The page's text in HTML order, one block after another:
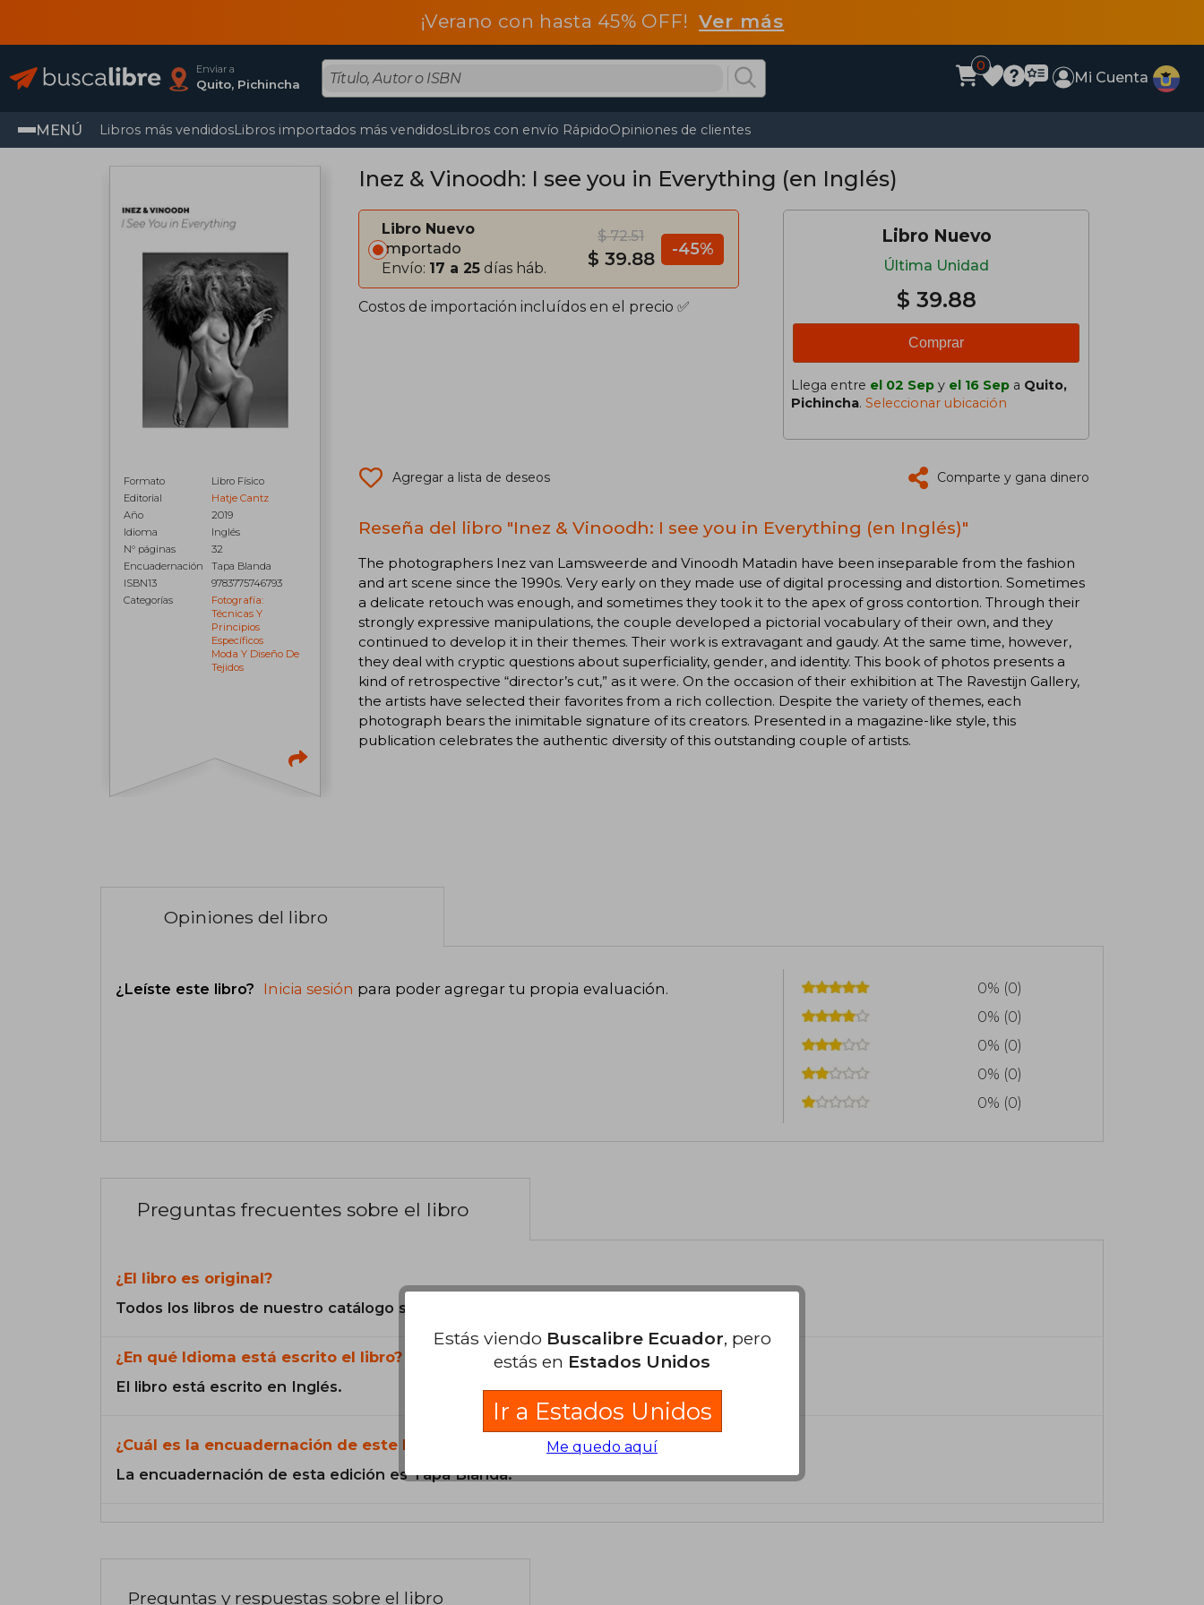
¡Verano con hasta 45% OFF!Ver más
Enviar a
Quito, Pichincha
0
Mi Cuenta
MENÚ Libros más vendidosLibros importados más vendidosLibros con envío RápidoOpiniones de clientes
Formato
Libro Físico
Editorial
Hatje Cantz
Año
2019
Idioma
Inglés
N° páginas
32
Encuadernación
Tapa Blanda
ISBN13
9783775746793
Categorías
Fotografía:
Técnicas Y
Principios
Específicos
Moda Y Diseño De
Tejidos
Inez & Vinoodh: I see you in Everything (en Inglés)
Libro Nuevo
Importado
Envío: 17 a 25 días háb.
$ 72.51
$ 39.88 -45%
Costos de importación incluídos en el precio ✅
Libro Nuevo
Última Unidad
$ 39.88
Comprar
Llega entre el 02 Sep y el 16 Sep a Quito,
Pichincha. Seleccionar ubicación
Agregar a lista de deseos Comparte y gana dinero
Reseña del libro "Inez & Vinoodh: I see you in Everything (en Inglés)"
The photographers Inez van Lamsweerde and Vinoodh Matadin have been inseparable from the fashion
and art scene since the 1990s. Very early on they made use of digital processing and distortion. Sometimes
a delicate retouch was enough, and sometimes they took it to the apex of gross contortion. Through their
strongly expressive manipulations, the couple developed a pictorial vocabulary of their own, and they
continued to develop it in their themes. Their work is extravagant and gaudy. At the same time, however,
they deal with cryptic questions about superficiality, gender, and identity. This book of photos presents a
kind of retrospective “director’s cut,” as it were. On the occasion of their exhibition at The Ravestijn Gallery,
the artists have selected their favorites from a rich collection. Despite the variety of themes, each
photograph bears the inimitable signature of its creators. Presented in a magazine-like style, this
publication celebrates the authentic diversity of this outstanding couple of artists.
Opiniones del libro
¿Leíste este libro? Inicia sesión para poder agregar tu propia evaluación.
0% (0)
0% (0)
0% (0)
0% (0)
0% (0)
Preguntas frecuentes sobre el libro
¿El libro es original?
Todos los libros de nuestro catálogo son Originales.
¿En qué Idioma está escrito el libro?
El libro está escrito en Inglés.
¿Cuál es la encuadernación de este libro?
La encuadernación de esta edición es Tapa Blanda.
Preguntas y respuestas sobre el libro
Estás viendo Buscalibre Ecuador, pero
estás en Estados Unidos
Ir a Estados Unidos
Me quedo aquí